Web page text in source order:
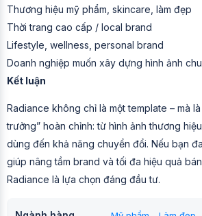
Thương hiệu mỹ phẩm, skincare, làm đẹp
Thời trang cao cấp / local brand
Lifestyle, wellness, personal brand
Doanh nghiệp muốn xây dựng hình ảnh
Kết luận
Radiance không chỉ là một template – mà
trưởng” hoàn chỉnh: từ hình ảnh thương
dùng đến khả năng chuyển đổi. Nếu bạn
giúp nâng tầm brand và tối đa hiệu quả
Radiance là lựa chọn đáng đầu tư.